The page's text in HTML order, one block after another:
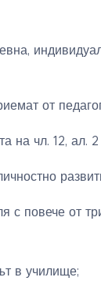
от
на чл. 12, ал.
с повече от
в училище;